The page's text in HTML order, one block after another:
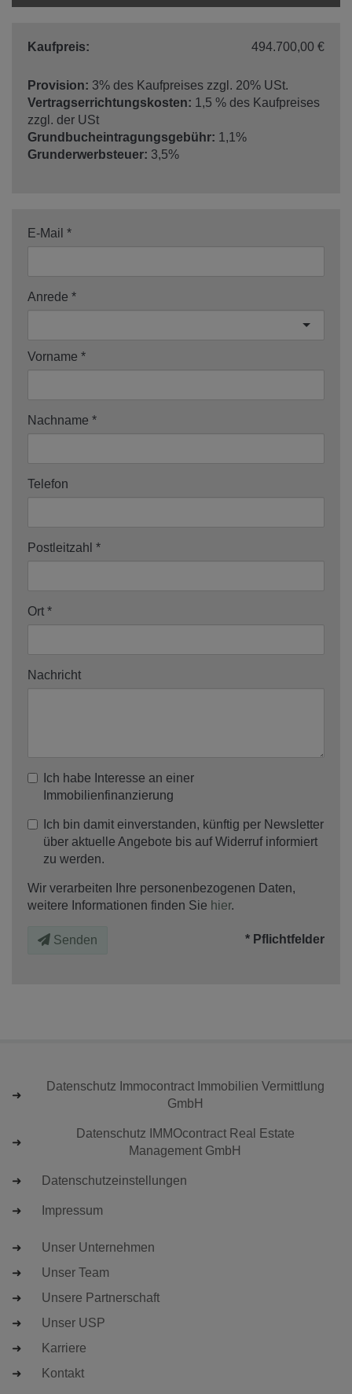
Kaufpreis: 494.700,00 €
Provision: 3% des Kaufpreises zzgl. 20% USt.
Vertragserrichtungskosten: 1,5 % des Kaufpreises
zzgl. der USt
Grundbucheintragungsgebühr: 1,1%
Grunderwerbsteuer: 3,5%
E-Mail
Anrede
Vorname
Nachname
Telefon
Postleitzahl
Ort
Nachricht
Ich habe Interesse an einer
Immobilienfinanzierung
Ich bin damit einverstanden, künftig per Newsletter
über aktuelle Angebote bis auf Widerruf informiert
zu werden.
Wir verarbeiten Ihre personenbezogenen Daten,
weitere Informationen finden Sie hier.
Senden * Pflichtfelder
Datenschutz Immocontract Immobilien Vermittlung
GmbH
Datenschutz IMMOcontract Real Estate
Management GmbH
Datenschutzeinstellungen
Impressum
Unser Unternehmen
Unser Team
Unsere Partnerschaft
Unser USP
Karriere
Kontakt